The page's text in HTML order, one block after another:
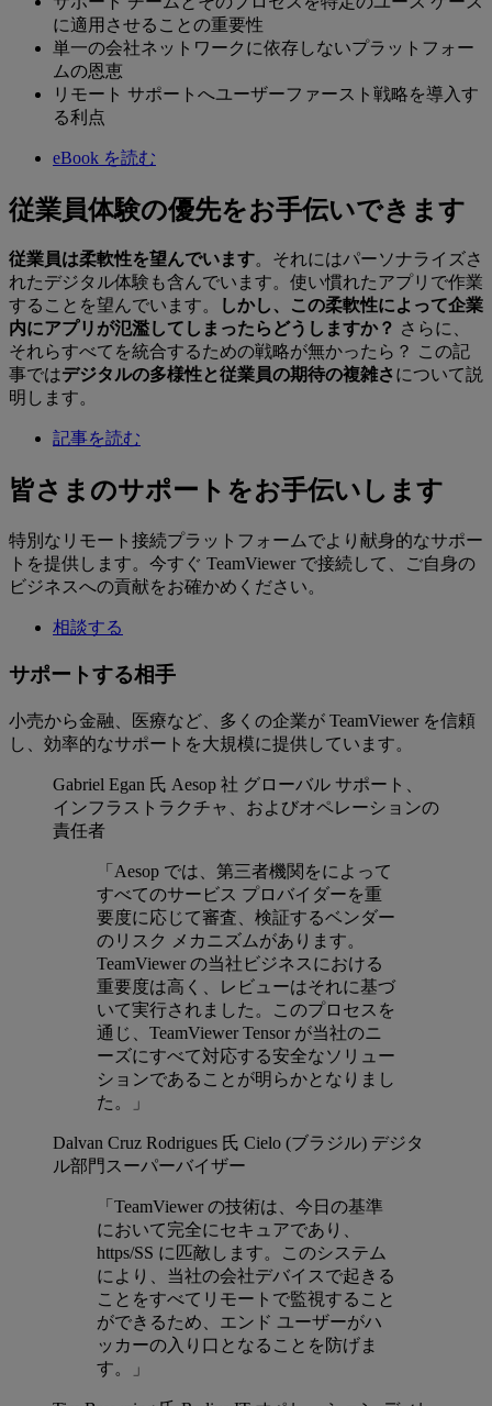
に適用させることの重要性
単一の会社ネットワークに依存しないプラットフォー
ムの恩恵
リモート サポートへユーザーファースト戦略を導入す
る利点
eBook を読む
従業員体験の優先をお手伝いできます
従業員は柔軟性を望んでいます。それにはパーソナライズさ
れたデジタル体験も含んでいます。使い慣れたアプリで作業
することを望んでいます。
しかし、この柔軟性によって企業
内にアプリが氾濫してしまったらどうしますか？ さらに、
それらすべてを統合するための戦略が無かったら？ この記
事ではデジタルの多様性と従業員の期待の複雑さについて説
明します。
記事を読む
皆さまのサポートをお手伝いします
特別なリモート接続プラットフォームでより献身的なサポー
トを提供します。今すぐ TeamViewer で接続して、ご自身の
ビジネスへの貢献をお確かめください。
相談する
サポートする相手
小売から金融、医療など、多くの企業が TeamViewer を信頼
し、効率的なサポートを大規模に提供しています。
Gabriel Egan 氏 Aesop 社 グローバル サポート、
インフラストラクチャ、およびオペレーションの
責任者
「Aesop では、第三者機関をによって
すべてのサービス プロバイダーを重
要度に応じて審査、検証するベンダー
のリスク メカニズムがあります。
TeamViewer の当社ビジネスにおける
重要度は高く、レビューはそれに基づ
いて実行されました。このプロセスを
通じ、TeamViewer Tensor が当社のニ
ーズにすべて対応する安全なソリュー
ションであることが明らかとなりまし
た。」
Dalvan Cruz Rodrigues 氏 Cielo (ブラジル) デジタ
ル部門スーパーバイザー
「TeamViewer の技術は、今日の基準
において完全にセキュアであり、
https/SS に匹敵します。このシステム
により、当社の会社デバイスで起きる
ことをすべてリモートで監視すること
ができるため、エンド ユーザーがハ
ッカーの入り口となることを防げま
す。」